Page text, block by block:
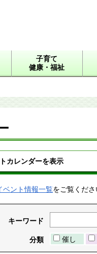
子育て
健康・福祉
カレンダーを表示
ベント情報一覧をご覧くだ
キーワード
分類 催し